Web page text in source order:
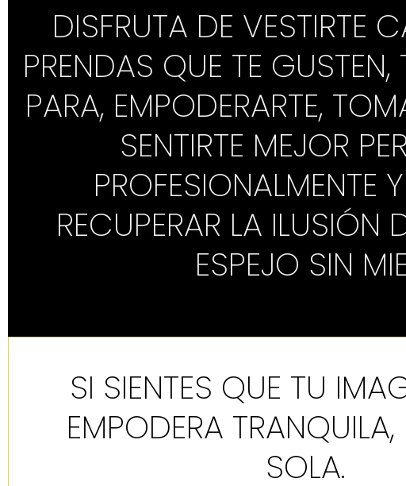
DISFRUTA DE VESTIRTE
PRENDAS QUE TE GUSTEN,
PARA, EMPODERARTE,
SENTIRTE MEJOR
PROFESIONALMENTE
RECUPERAR LA ILUSIÓN
ESPEJO SIN
SI SIENTES QUE TU
EMPODERA
SOLA.